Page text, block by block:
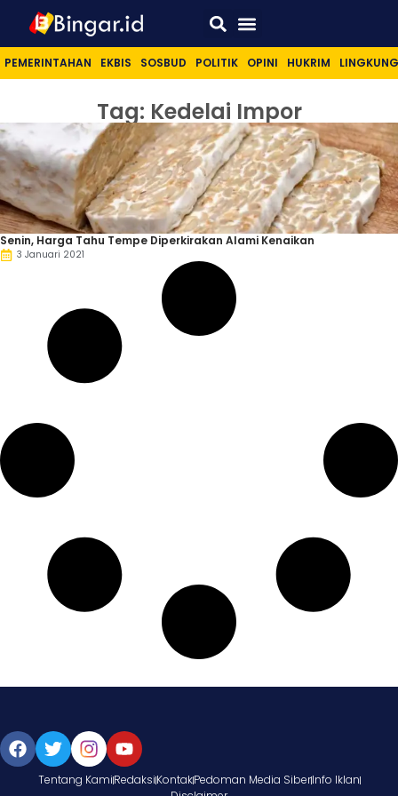
PEMERINTAHAN EKBIS SOSBUD POLITIK OPINI HUKRIM
Tag: Kedelai Impor
Senin, Harga Tahu Tempe Diperkirakan Alami Kenaikan
3 Januari 2021
Tentang KamiRedaksiKontakPedoman Media SiberInfo Iklan